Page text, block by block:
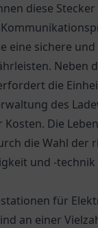
diese
eine sichere
Neben
die
des
Die
die Wahl der
und -
für
an einer